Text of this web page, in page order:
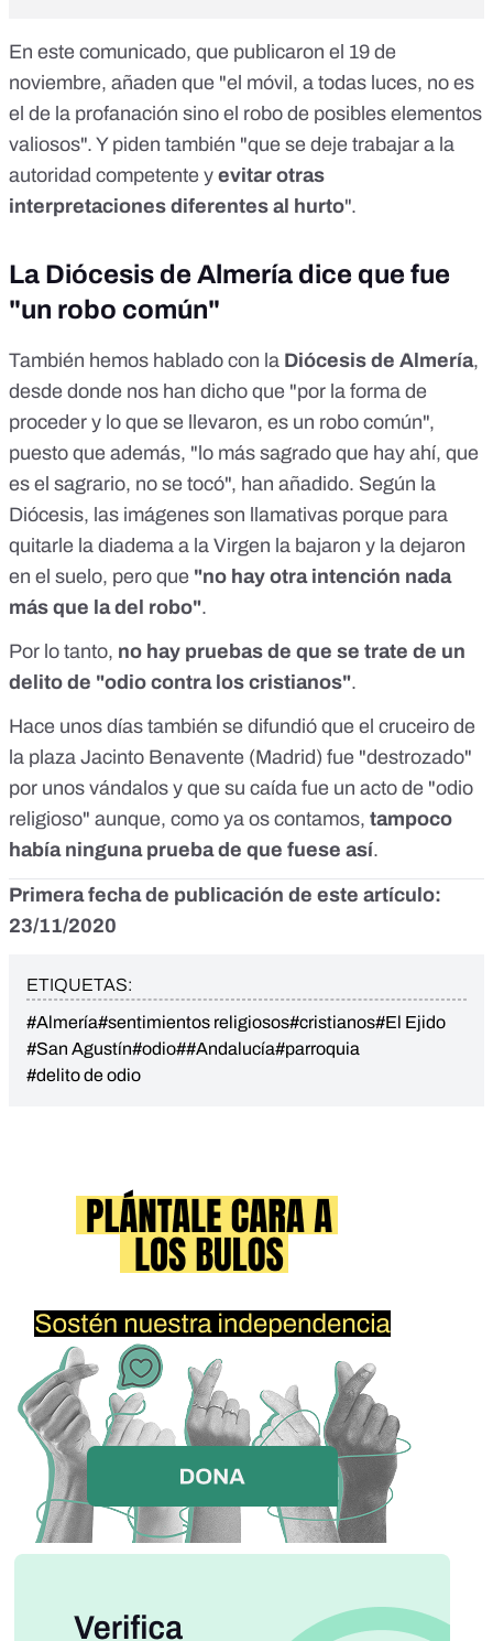
En este comunicado, que publicaron el 19 de
noviembre, añaden que "el móvil, a todas luces, no es
el de la profanación sino el robo de posibles elementos
valiosos". Y piden también "que se deje trabajar a la
autoridad competente y evitar otras
interpretaciones diferentes al hurto".
La Diócesis de Almería dice que fue
"un robo común"
También hemos hablado con la Diócesis de Almería,
desde donde nos han dicho que "por la forma de
proceder y lo que se llevaron, es un robo común",
puesto que además, "lo más sagrado que hay ahí, que
es el sagrario, no se tocó", han añadido. Según la
Diócesis, las imágenes son llamativas porque para
quitarle la diadema a la Virgen la bajaron y la dejaron
en el suelo, pero que "no hay otra intención nada
más que la del robo".
Por lo tanto, no hay pruebas de que se trate de un
delito de "odio contra los cristianos".
Hace unos días también se difundió que el cruceiro de
la plaza Jacinto Benavente (Madrid) fue "destrozado"
por unos vándalos y que su caída fue un acto de "odio
religioso" aunque, como ya os contamos, tampoco
había ninguna prueba de que fuese así.
Primera fecha de publicación de este artículo:
23/11/2020
ETIQUETAS:
#Almería#sentimientos religiosos#cristianos#El Ejido
#San Agustín#odio##Andalucía#parroquia
#delito de odio